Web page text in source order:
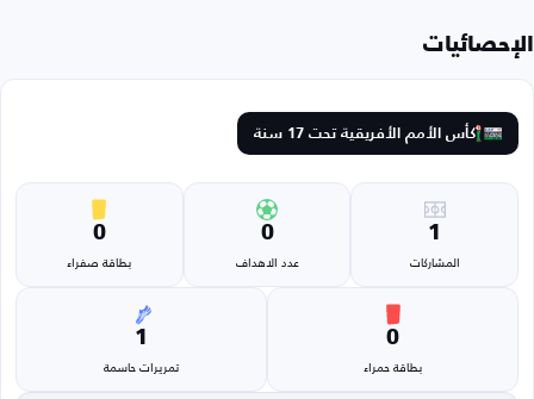
الإحصائيات
كأس الأمم الأفريقية تحت 17 سنة
1
المشاركات
0
عدد الاهداف
0
بطاقة صفراء
0
بطاقة حمراء
1
تمريرات حاسمة